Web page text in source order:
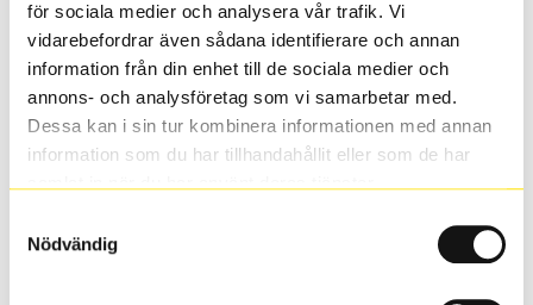
för sociala medier och analysera vår trafik. Vi
vidarebefordrar även sådana identifierare och annan
information från din enhet till de sociala medier och
annons- och analysföretag som vi samarbetar med.
Dessa kan i sin tur kombinera informationen med annan
information som du har tillhandahållit eller som de har
Nödvändig
Passar detta däck min bil?
Ange registreringsnummer för att se om det däck du
valt passar din bilmodell. Om du köper däck som skall
sättas på dina befintliga fälgar, se till att kolla en extra
inte vara samma dimension som bilen hade ut från